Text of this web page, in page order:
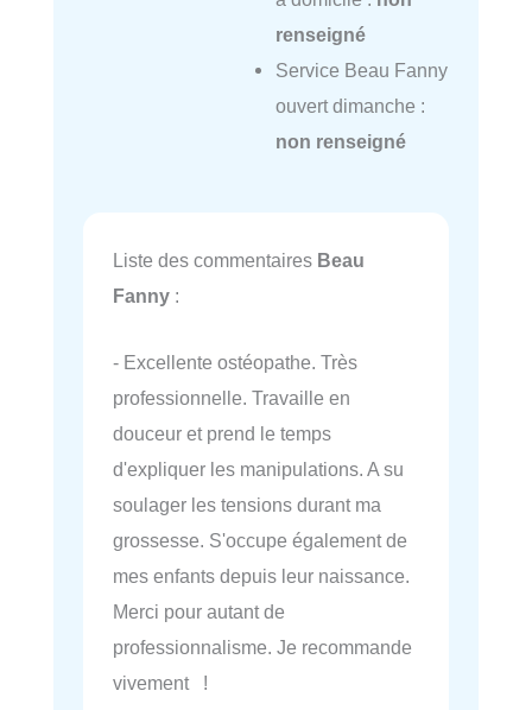
renseigné
Service Beau Fanny
ouvert dimanche :
non renseigné
Liste des commentaires Beau
Fanny :
- Excellente ostéopathe. Très
professionnelle. Travaille en
douceur et prend le temps
d'expliquer les manipulations. A su
soulager les tensions durant ma
grossesse. S'occupe également de
mes enfants depuis leur naissance.
Merci pour autant de
professionnalisme. Je recommande
vivement !